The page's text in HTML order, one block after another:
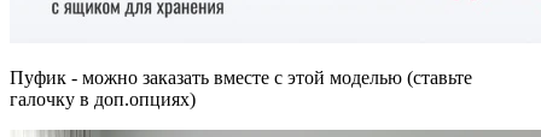
Пуфик - можно заказать вместе с этой моделью (ставьте
галочку в доп.опциях)